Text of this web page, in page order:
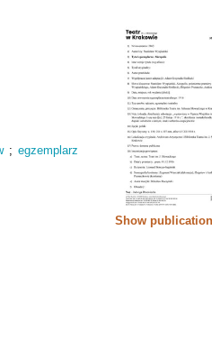
Show
;egzemplarz